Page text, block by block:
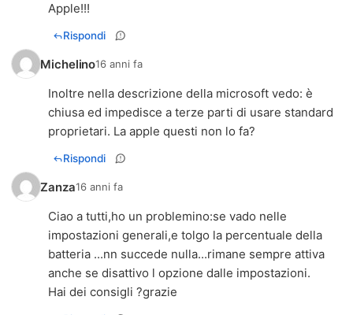
Apple!!!
Rispondi
Michelino16 anni fa
Inoltre nella descrizione della microsoft vedo: è
chiusa ed impedisce a terze parti di usare standard
proprietari. La apple questi non lo fa?
Rispondi
Zanza16 anni fa
Ciao a tutti,ho un problemino:se vado nelle
impostazioni generali,e tolgo la percentuale della
batteria ...nn succede nulla...rimane sempre attiva
anche se disattivo l opzione dalle impostazioni.
Hai dei consigli ?grazie